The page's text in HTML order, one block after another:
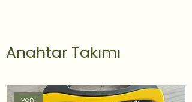
Anahtar Takımı
yeni